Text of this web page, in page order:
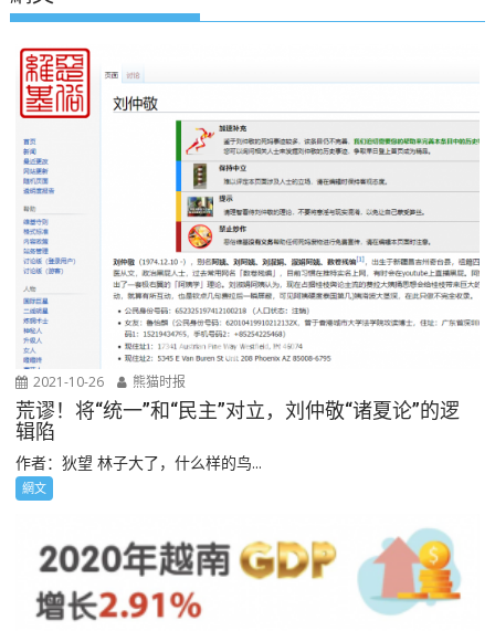
2021-10-26 熊猫时报
荒谬！将“统一”和“民主”对立，刘仲敬“诸夏论”的逻
辑陷
作者：狄望 林子大了，什么样的鸟...
網文